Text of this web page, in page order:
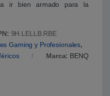
ir bien armado para la
9H.LELLB.RBE
Gaming y Profesionales,
Marca: BENQ